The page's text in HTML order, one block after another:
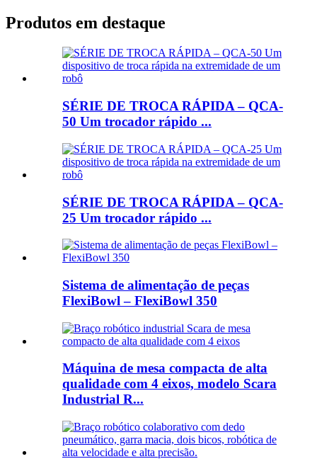
Produtos em destaque
SÉRIE DE TROCA RÁPIDA – QCA-
50 Um trocador rápido ...
SÉRIE DE TROCA RÁPIDA – QCA-
25 Um trocador rápido ...
Sistema de alimentação de peças
FlexiBowl – FlexiBowl 350
Máquina de mesa compacta de alta
qualidade com 4 eixos, modelo Scara
Industrial R...